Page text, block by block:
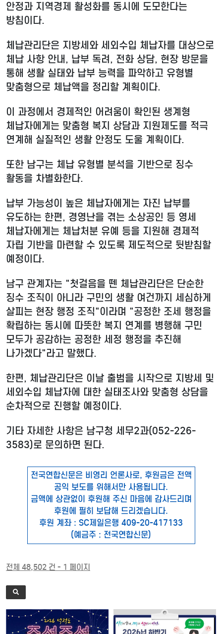
안정과 지역경제 활성화를 동시에 도모한다는
방침이다.
체납관리단은 지방세와 세외수입 체납자를 대상으로
체납 사항 안내, 납부 독려, 전화 상담, 현장 방문을
통해 생활 실태와 납부 능력을 파악하고 유형별
맞춤형으로 체납액을 정리할 계획이다.
이 과정에서 경제적인 어려움이 확인된 생계형
체납자에게는 맞춤형 복지 상담과 지원제도를 적극
연계해 실질적인 생활 안정도 도울 계획이다.
또한 남구는 체납 유형별 분석을 기반으로 징수
활동을 차별화한다.
납부 가능성이 높은 체납자에게는 자진 납부를
유도하는 한편, 경영난을 겪는 소상공인 등 영세
체납자에게는 체납처분 유예 등을 지원해 경제적
자립 기반을 마련할 수 있도록 제도적으로 뒷받침할
예정이다.
남구 관계자는 "첫걸음을 뗀 체납관리단은 단순한
징수 조직이 아니라 구민의 생활 여건까지 세심하게
살피는 현장 행정 조직"이라며 "공정한 조세 행정을
확립하는 동시에 따뜻한 복지 연계를 병행해 구민
모두가 공감하는 공정한 세정 행정을 추진해
나가겠다"라고 말했다.
한편, 체납관리단은 이날 출범을 시작으로 지방세 및
세외수입 체납자에 대한 실태조사와 맞춤형 상담을
순차적으로 진행할 예정이다.
기타 자세한 사항은 남구청 세무2과(052-226-
3583)로 문의하면 된다.
전국연합신문은 비영리 언론사로, 후원금은 전액
공익 보도를 위해서만 사용됩니다.
금액에 상관없이 후원해 주신 마음에 감사드리며
후원에 필히 보답해 드리겠습니다.
후원 계좌 : SC제일은행 409-20-417133
(예금주 : 전국연합신문)
전체 48,502 건 - 1 페이지